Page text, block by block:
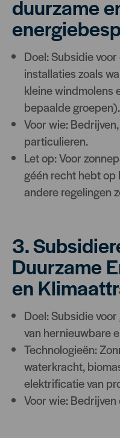
duurzame
Doel: Subsidie
installaties zoals
kleine windmolens
bepaalde groepen).
Voor wie:
particulieren.
Let op: Voor
géén recht hebt op
andere regelingen
3.
Duurzame
en
Doel: Subsidie
van hernieuwbare
Technologieën:
waterkracht,
elektrificatie van
Voor wie: